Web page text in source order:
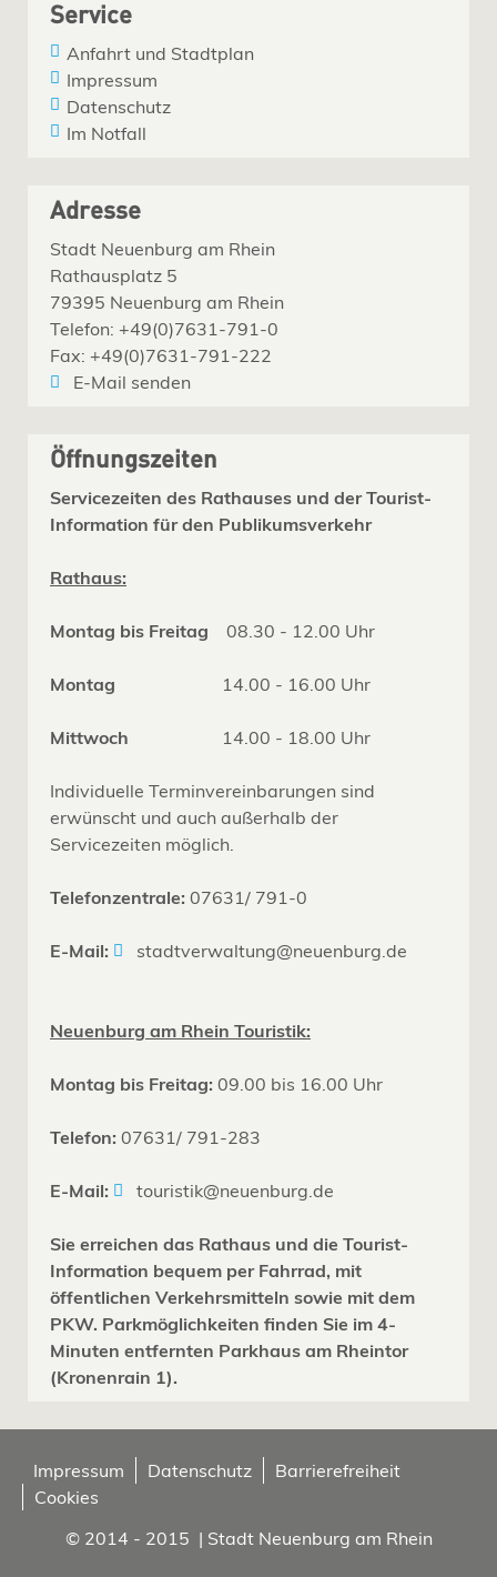
Service
Anfahrt und Stadtplan
Impressum
Datenschutz
Im Notfall
Adresse
Stadt Neuenburg am Rhein
Rathausplatz 5
79395 Neuenburg am Rhein
Telefon: +49(0)7631-791-0
Fax: +49(0)7631-791-222
E-Mail senden
Öffnungszeiten
Servicezeiten des Rathauses und der Tourist-
Information für den Publikumsverkehr
Rathaus:
Montag bis Freitag 08.30 - 12.00 Uhr
Montag 14.00 - 16.00 Uhr
Mittwoch 14.00 - 18.00 Uhr
Individuelle Terminvereinbarungen sind
erwünscht und auch außerhalb der
Servicezeiten möglich.
Telefonzentrale: 07631/ 791-0
E-Mail: stadtverwaltung@neuenburg.de
Neuenburg am Rhein Touristik:
Montag bis Freitag: 09.00 bis 16.00 Uhr
Telefon: 07631/ 791-283
E-Mail: touristik@neuenburg.de
Sie erreichen das Rathaus und die Tourist-
Information bequem per Fahrrad, mit
öffentlichen Verkehrsmitteln sowie mit dem
PKW. Parkmöglichkeiten finden Sie im 4-
Minuten entfernten Parkhaus am Rheintor
(Kronenrain 1).
Impressum Datenschutz
Barrierefreiheit
Cookies
© 2014 - 2015 | Stadt Neuenburg am Rhein